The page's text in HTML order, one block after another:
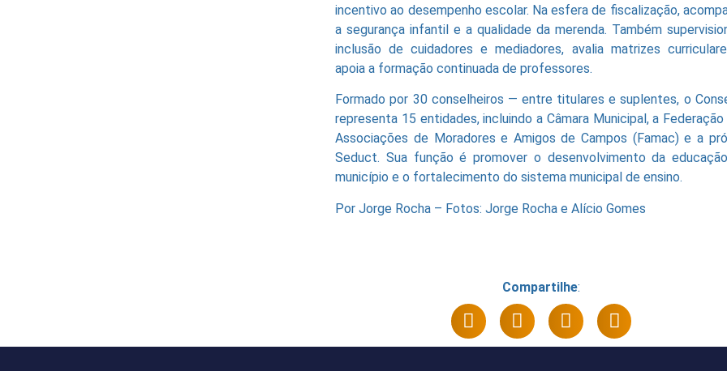
incentivo ao desempenho escolar. Na esfera de fiscalização,
a segurança infantil e a qualidade da merenda. Também
inclusão de cuidadores e mediadores, avalia matrizes
apoia a formação continuada de professores.
Formado por 30 conselheiros — entre titulares e suplentes, o
representa 15 entidades, incluindo a Câmara Municipal, a Federação
Associações de Moradores e Amigos de Campos (Famac) e a
Seduct. Sua função é promover o desenvolvimento da
município e o fortalecimento do sistema municipal de ensino.
Por Jorge Rocha – Fotos: Jorge Rocha e Alício Gomes
Compartilhe: